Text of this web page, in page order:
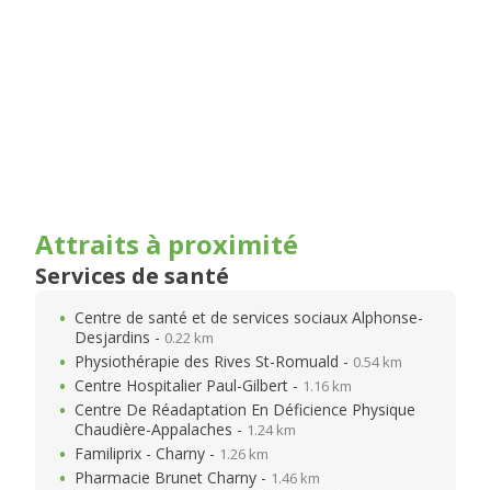
Attraits à proximité
Services de santé
Centre de santé et de services sociaux Alphonse-
Desjardins - 0.22 km
Physiothérapie des Rives St-Romuald - 0.54 km
Centre Hospitalier Paul-Gilbert - 1.16 km
Centre De Réadaptation En Déficience Physique
Chaudière-Appalaches - 1.24 km
Familiprix - Charny - 1.26 km
Pharmacie Brunet Charny - 1.46 km